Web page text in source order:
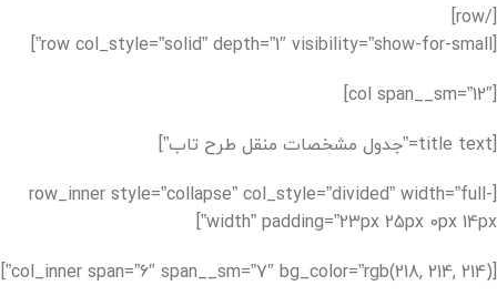
[/row]
[row col_style=”solid” depth=”1″ visibility=”show-for-small”]
[col span__sm=”12″]
[title text=”جدول مشخصات منقل طرح تاب”]
[row_inner style=”collapse” col_style=”divided” width=”full-
width” padding=”23px 25px 0px 14px”]
[col_inner span=”6″ span__sm=”7″ bg_color=”rgb(218, 214, 214)”]